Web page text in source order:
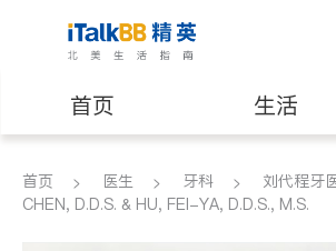
首页 生活
医生 律师
首页 医生 牙科
刘代程牙
CHEN, D.D.S. & HU, FEI-YA, D.D.S., M.S.